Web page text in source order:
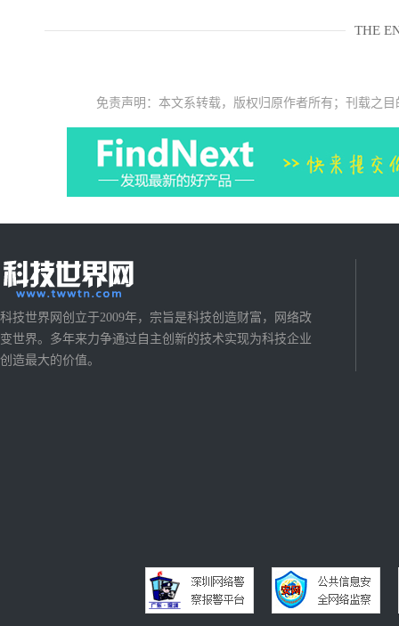
THE
免责声明：本文系转载，版权归原作者所有；刊载之
科技世界网创立于2009年，宗旨是科技创造财富，网络改
变世界。多年来力争通过自主创新的技术实现为科技企业
创造最大的价值。